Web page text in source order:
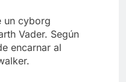
un cyborg
Vader. Según
encarnar al